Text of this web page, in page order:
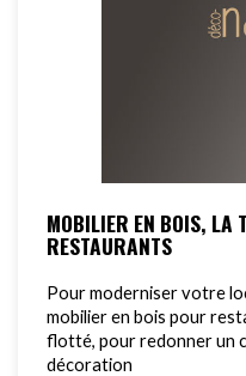
MOBILIER EN BOIS, LA
RESTAURANTS
Pour moderniser votre
mobilier en bois pour
flotté, pour redonner un
décoration